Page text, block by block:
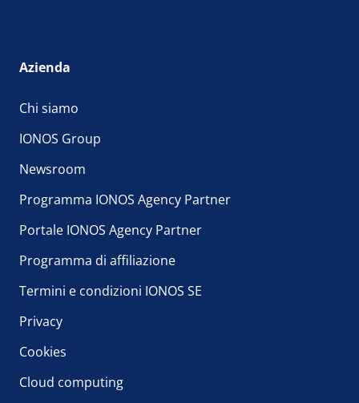
Azienda
Chi siamo
IONOS Group
Newsroom
Programma IONOS Agency Partner
Portale IONOS Agency Partner
Programma di affiliazione
Termini e condizioni IONOS SE
Privacy
Cookies
Cloud computing